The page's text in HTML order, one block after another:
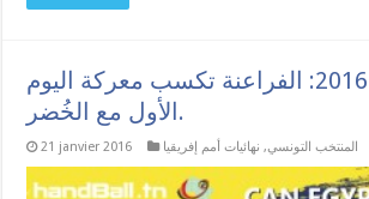
گان مصر 2016: الفراعنة تكسب معركة اليوم
الأول مع الخُضر.
21 janvier 2016 المنتخب التونسي, نهائيات أمم إفريقيا